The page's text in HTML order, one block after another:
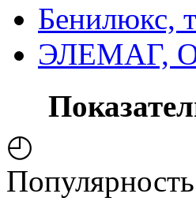
Бенилюкс,
ЭЛЕМАГ,
◴
Популярность